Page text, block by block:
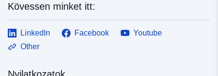
Kövessen minket itt:
LinkedIn Facebook
Youtube
Other